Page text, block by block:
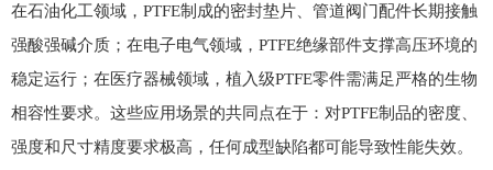
在石油化工领域， PTFE制成的密封垫片、管道阀门配件长期接触
强酸强碱介质；在电子电气领域， PTFE绝缘部件支撑高压环境的
稳定运行；在医疗器械领域，植入级PTFE零件需满足严格的生物
相容性要求。这些应用场景的共同点在于：对PTFE制品的密度、
强度和尺寸精度要求极高，任何成型缺陷都可能导致性能失效。